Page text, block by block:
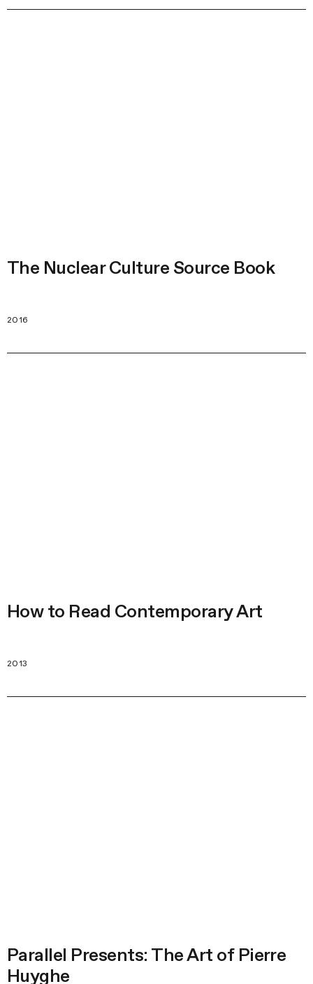
The Nuclear Culture Source Book
2016
How to Read Contemporary Art
2013
Parallel Presents: The Art of Pierre
Huyghe